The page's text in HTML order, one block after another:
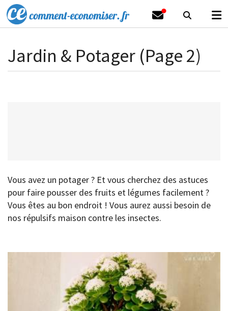
Jardin & Potager (Page 2)
Vous avez un potager ? Et vous cherchez des astuces
pour faire pousser des fruits et légumes facilement ?
Vous êtes au bon endroit ! Vous aurez aussi besoin de
nos répulsifs maison contre les insectes.